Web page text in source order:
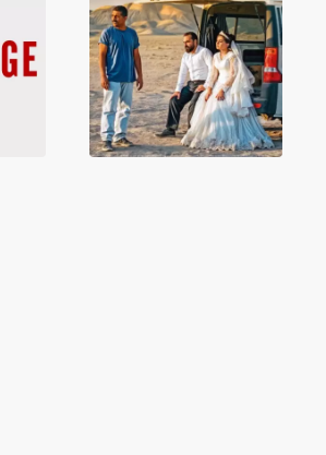
Un simple
accident